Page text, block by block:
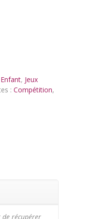
Enfant, Jeux
: Compétition,
de récupérer